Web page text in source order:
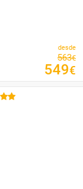
desde
563€
549€